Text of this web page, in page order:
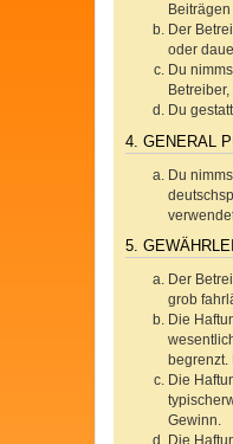
Der
oder
Du
Du
4. GENERAL
Du
5.
Der
grob
Die
Die
Gewinn.
Die